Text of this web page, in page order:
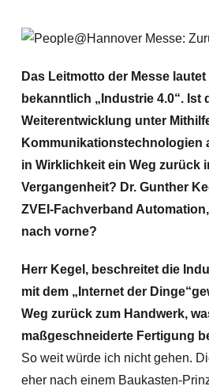
Das Leitmotto der Messe lautet
bekanntlich „Industrie 4.0“. Ist
Weiterentwicklung unter
Kommunikationstechnologien
in Wirklichkeit ein Weg zurück
Vergangenheit? Dr. Gunther
ZVEI-Fachverband
nach vorne?
Herr Kegel, beschreitet die
mit dem „Internet der Dinge
Weg zurück zum Handwerk,
maßgeschneiderte Fertigung
So weit würde ich nicht gehen.
eher nach einem Baukasten-